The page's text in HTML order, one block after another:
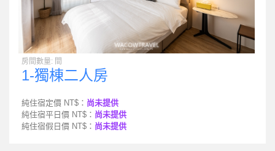
房間數量: 間
1-獨棟二人房
純住宿定價 NT$： 尚未提供
純住宿平日價 NT$： 尚未提供
純住宿假日價 NT$： 尚未提供